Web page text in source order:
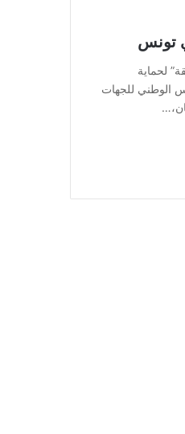
تونس
لحماية
الوطني للجهات